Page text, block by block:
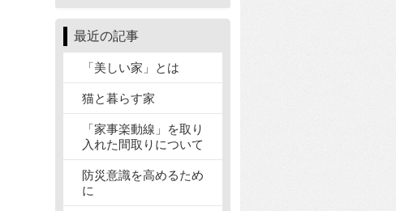
最近の記事
「美しい家」とは
猫と暮らす家
「家事楽動線」を取り
入れた間取りについて
防災意識を高めるため
に